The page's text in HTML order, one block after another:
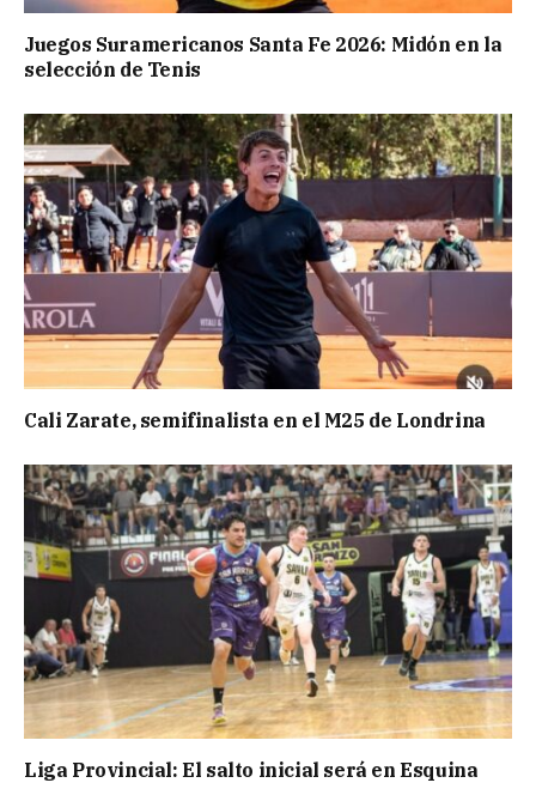
Juegos Suramericanos Santa Fe 2026: Midón en la
selección de Tenis
Cali Zarate, semifinalista en el M25 de Londrina
Liga Provincial: El salto inicial será en Esquina